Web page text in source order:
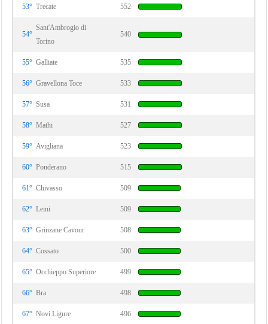
53° Trecate 552
54°
Sant'Ambrogio di
Torino
540
55° Galliate 535
56° Gravellona Toce 533
57° Susa 531
58° Mathi 527
59° Avigliana 523
60° Ponderano 515
61° Chivasso 509
62° Leini 509
63° Grinzane Cavour 508
64° Cossato 500
65° Occhieppo Superiore 499
66° Bra 498
67° Novi Ligure 496